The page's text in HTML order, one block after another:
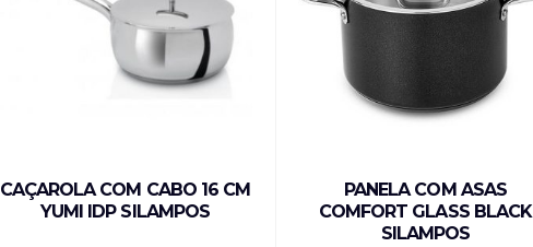
CAÇAROLA COM CABO 16 CM
YUMI IDP SILAMPOS
PANELA COM ASAS
COMFORT GLASS BLACK
SILAMPOS